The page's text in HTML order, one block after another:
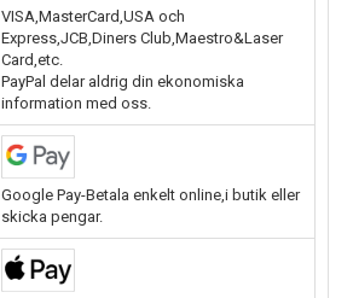
VISA,MasterCard,USA och
Express,JCB,Diners Club,Maestro&Laser
Card,etc.
PayPal delar aldrig din ekonomiska
information med oss.
Google Pay-Betala enkelt online,i butik eller
skicka pengar.